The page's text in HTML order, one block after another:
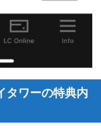
タワーの特典内